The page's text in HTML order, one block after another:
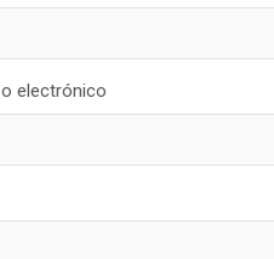
electrónico